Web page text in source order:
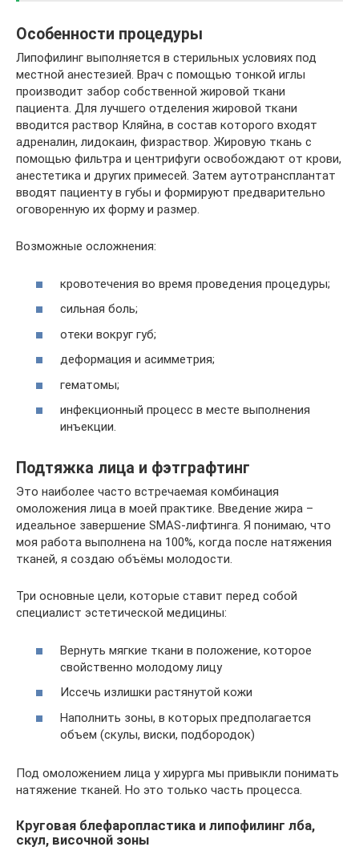
Особенности процедуры
Липофилинг выполняется в стерильных условиях под
местной анестезией. Врач с помощью тонкой иглы
производит забор собственной жировой ткани
пациента. Для лучшего отделения жировой ткани
вводится раствор Кляйна, в состав которого входят
адреналин, лидокаин, физраствор. Жировую ткань с
помощью фильтра и центрифуги освобождают от крови,
анестетика и других примесей. Затем аутотрансплантат
вводят пациенту в губы и формируют предварительно
оговоренную их форму и размер.
Возможные осложнения:
кровотечения во время проведения процедуры;
сильная боль;
отеки вокруг губ;
деформация и асимметрия;
гематомы;
инфекционный процесс в месте выполнения
инъекции.
Подтяжка лица и фэтграфтинг
Это наиболее часто встречаемая комбинация
омоложения лица в моей практике. Введение жира –
идеальное завершение SMAS-лифтинга. Я понимаю, что
моя работа выполнена на 100%, когда после натяжения
тканей, я создаю объёмы молодости.
Три основные цели, которые ставит перед собой
специалист эстетической медицины:
Вернуть мягкие ткани в положение, которое
свойственно молодому лицу
Иссечь излишки растянутой кожи
Наполнить зоны, в которых предполагается
объем (скулы, виски, подбородок)
Под омоложением лица у хирурга мы привыкли понимать
натяжение тканей. Но это только часть процесса.
Круговая блефаропластика и липофилинг лба,
скул, височной зоны